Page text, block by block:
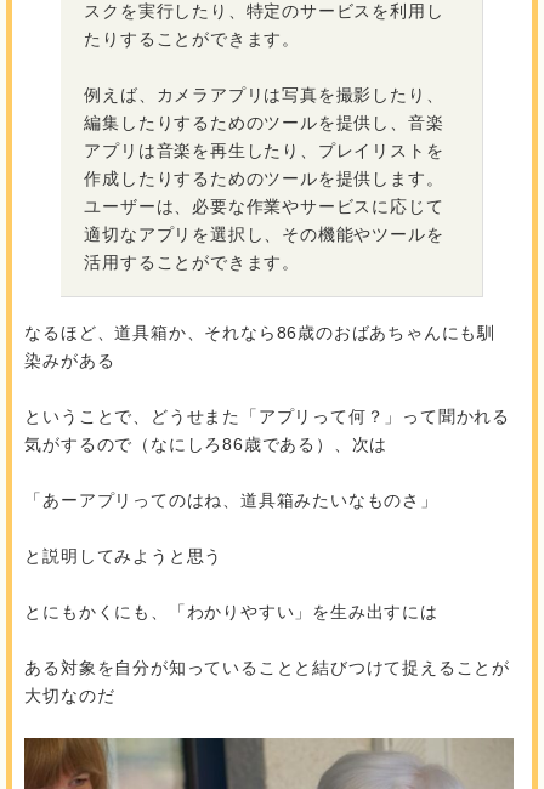
スクを実行したり、特定のサービスを利用し
たりすることができます。
例えば、カメラアプリは写真を撮影したり、
編集したりするためのツールを提供し、音楽
アプリは音楽を再生したり、プレイリストを
作成したりするためのツールを提供します。
ユーザーは、必要な作業やサービスに応じて
適切なアプリを選択し、その機能やツールを
活用することができます。
なるほど、道具箱か、それなら86歳のおばあちゃんにも馴
染みがある
ということで、どうせまた「アプリって何？」って聞かれる
気がするので（なにしろ86歳である）、次は
「あーアプリってのはね、道具箱みたいなものさ」
と説明してみようと思う
とにもかくにも、「わかりやすい」を生み出すには
ある対象を自分が知っていることと結びつけて捉えることが
大切なのだ